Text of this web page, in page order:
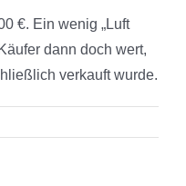
€. Ein wenig „Luft
dann doch wert,
verkauft wurde.